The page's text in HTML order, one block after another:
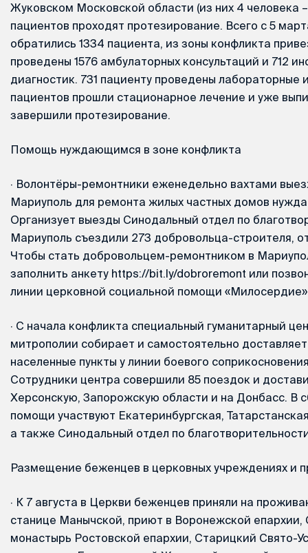
Жуковском Московской области (из них 4 человека
пациентов проходят протезирование. Всего с 5
обратились 1334 пациента, из зоны конфликта
проведены 1576 амбулаторных консультаций и 712
диагностик. 731 пациенту проведены лабораторные
пациентов прошли стационарное лечение и уже
завершили протезирование.
Помощь нуждающимся в зоне конфликта
· Волонтёры-ремонтники еженедельно вахтами
Мариуполь для ремонта жилых частных домов
Организует выезды Синодальный отдел по
Мариуполь съездили 273 добровольца-строителя,
Чтобы стать добровольцем-ремонтником в
заполнить анкету https://bit.ly/dobroremont или
линии церковной социальной помощи
· С начала конфликта специальный гуманитарный
митрополии собирает и самостоятельно
населенные пункты у линии боевого
Сотрудники центра совершили 85 поездок и
Херсонскую, Запорожскую области и на Донбасс. В
помощи участвуют Екатеринбургская,
а также Синодальный отдел по
Размещение беженцев в церковных учреждениях и
· К 7 августа в Церкви беженцев приняли на
станице Манычской, приют в Воронежской
монастырь Ростовской епархии, Старицкий Свято-